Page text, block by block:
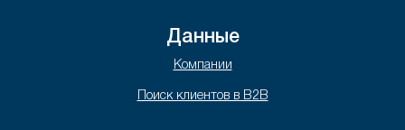
Данные
Компании
Поиск клиентов в B2B